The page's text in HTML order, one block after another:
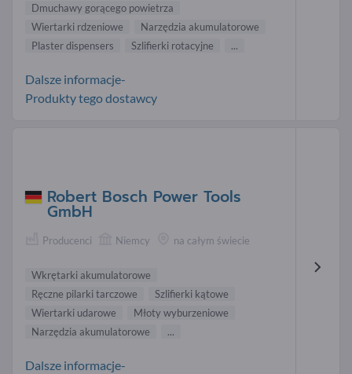
Dmuchawy gorącego powietrza
Wiertarki rdzeniowe
Narzędzia akumulatorowe
Plaster dispensers
Szlifierki rotacyjne ...
Dalsze informacje-
Produkty tego dostawcy
Robert Bosch Power Tools
GmbH
Producenci Niemcy na całym świecie
Wkrętarki akumulatorowe
Ręczne pilarki tarczowe
Szlifierki kątowe
Wiertarki udarowe
Młoty wyburzeniowe
Narzędzia akumulatorowe
...
Dalsze informacje-